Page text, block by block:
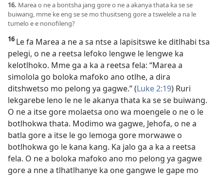
16. Marea o ne a bontsha jang gore o ne a akanya thata ka se se
buiwang, mme ke eng se se mo thusitseng gore a tswelele a na le
tumelo e e nonofileng?
16 Le fa Marea a ne a sa ntse a lapisitswe ke ditlhabi tsa
pelegi, o ne a reetsa lefoko lengwe le lengwe ka
kelotlhoko. Mme ga a ka a reetsa fela: “Marea a
simolola go boloka mafoko ano otlhe, a dira
ditshwetso mo pelong ya gagwe.” (Luke 2:19) Ruri
lekgarebe leno le ne le akanya thata ka se se buiwang.
O ne a itse gore molaetsa ono wa moengele o ne o le
botlhokwa thata. Modimo wa gagwe, Jehofa, o ne a
batla gore a itse le go lemoga gore morwawe o
botlhokwa go le kana kang. Ka jalo ga a ka a reetsa
fela. O ne a boloka mafoko ano mo pelong ya gagwe
gore a nne a tlhatlhanye ka one gangwe le gape mo